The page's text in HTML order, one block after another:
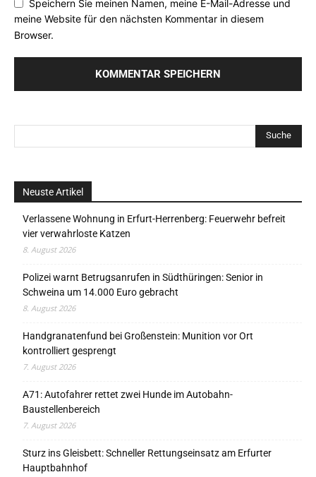
Speichern Sie meinen Namen, meine E-Mail-Adresse und
meine Website für den nächsten Kommentar in diesem
Browser.
Neuste Artikel
Verlassene Wohnung in Erfurt-Herrenberg: Feuerwehr befreit
vier verwahrloste Katzen
8. August 2026
Polizei warnt Betrugsanrufen in Südthüringen: Senior in
Schweina um 14.000 Euro gebracht
8. August 2026
Handgranatenfund bei Großenstein: Munition vor Ort
kontrolliert gesprengt
7. August 2026
A71: Autofahrer rettet zwei Hunde im Autobahn-
Baustellenbereich
7. August 2026
Sturz ins Gleisbett: Schneller Rettungseinsatz am Erfurter
Hauptbahnhof